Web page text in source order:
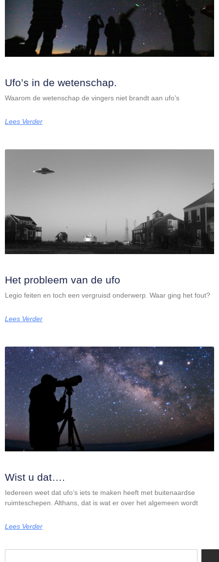
Ufo’s in de wetenschap.
Waarom de wetenschap de vingers niet brandt aan ufo’s
Lees Verder
Het probleem van de ufo
Legio feiten en toch een vergruisd onderwerp. Waar ging het fout?
Lees Verder
Wist u dat….
Iedereen weet dat ufo’s iets te maken heeft met buitenaardse
ruimteschepen. Althans, dat is wat er over het algemeen wordt
Lees Verder